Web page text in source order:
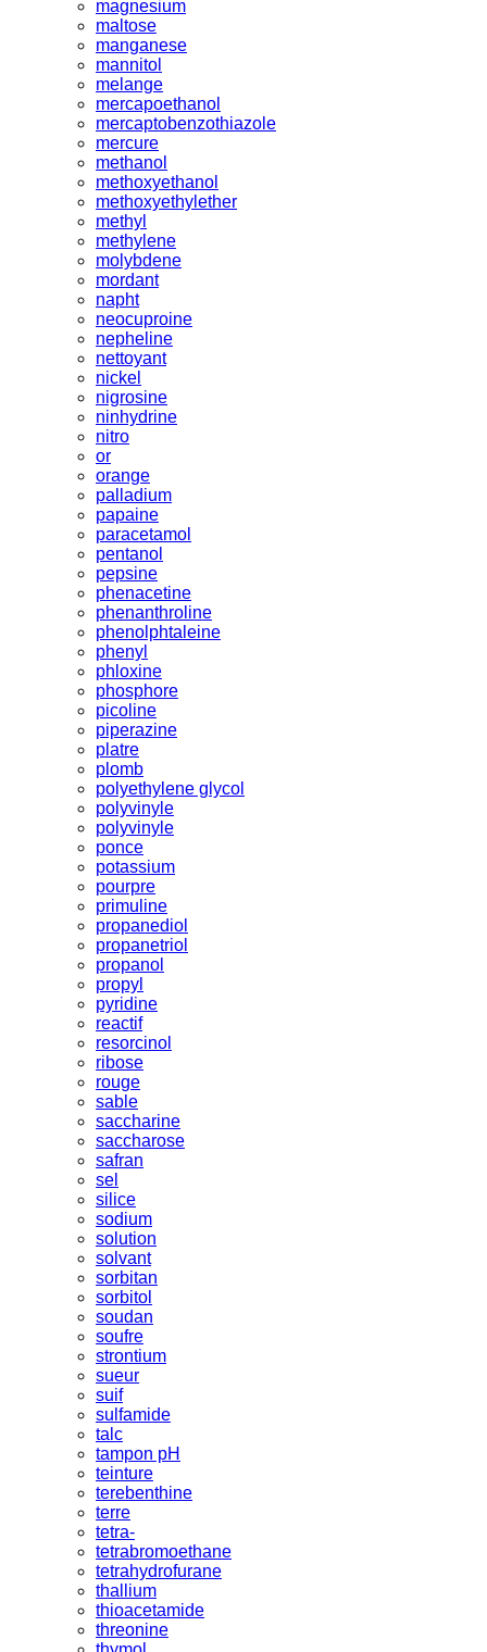
magnesium
maltose
manganese
mannitol
melange
mercapoethanol
mercaptobenzothiazole
mercure
methanol
methoxyethanol
methoxyethylether
methyl
methylene
molybdene
mordant
napht
neocuproine
nepheline
nettoyant
nickel
nigrosine
ninhydrine
nitro
or
orange
palladium
papaine
paracetamol
pentanol
pepsine
phenacetine
phenanthroline
phenolphtaleine
phenyl
phloxine
phosphore
picoline
piperazine
platre
plomb
polyethylene glycol
polyvinyle
polyvinyle
ponce
potassium
pourpre
primuline
propanediol
propanetriol
propanol
propyl
pyridine
reactif
resorcinol
ribose
rouge
sable
saccharine
saccharose
safran
sel
silice
sodium
solution
solvant
sorbitan
sorbitol
soudan
soufre
strontium
sueur
suif
sulfamide
talc
tampon pH
teinture
terebenthine
terre
tetra-
tetrabromoethane
tetrahydrofurane
thallium
thioacetamide
threonine